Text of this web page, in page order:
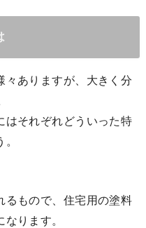
々ありますが、大きく分
はそれぞれどういった特
るもので、住宅用の塗料
ります。